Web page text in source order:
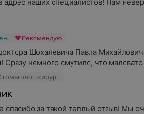
адрес наших специалистов! Нам
Рекомендую
Шохалевича Павла
Сразу немного смутило, что
хирург
спасибо за такой теплый отзыв! Мы